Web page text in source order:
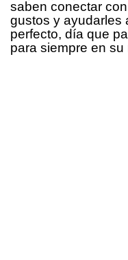
saben conectar
gustos y ayudarles
perfecto, día que
para siempre en su